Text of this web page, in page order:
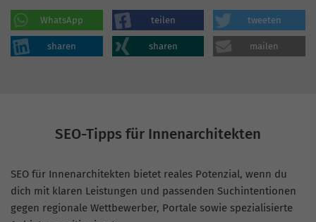
WhatsApp teilen tweeten
sharen sharen mailen
SEO-Tipps für Innenarchitekten
SEO für Innenarchitekten bietet reales Potenzial, wenn du
dich mit klaren Leistungen und passenden Suchintentionen
gegen regionale Wettbewerber, Portale sowie spezialisierte